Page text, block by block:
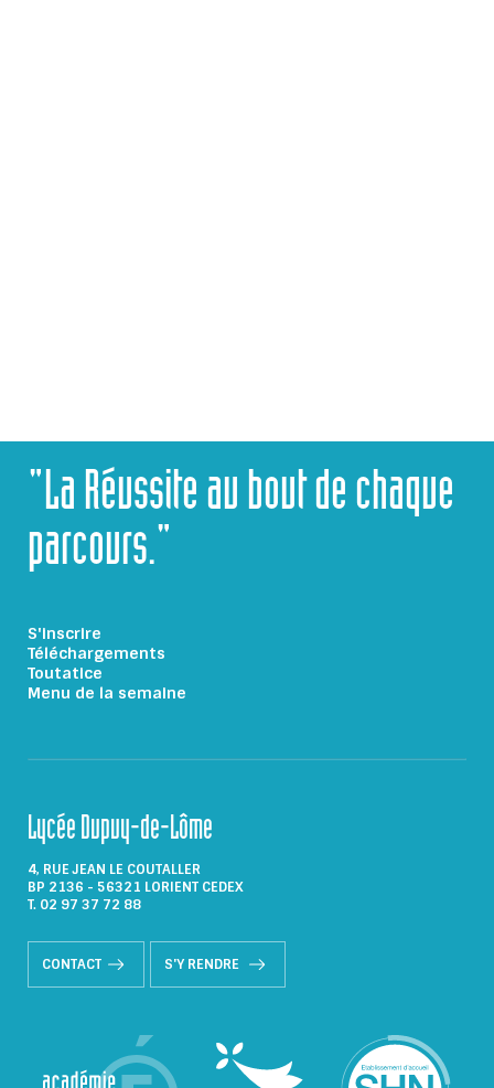
"La Réussite au bout de chaque
parcours."
S'inscrire
Téléchargements
Toutatice
Menu de la semaine
Lycée Dupuy-de-Lôme
4, RUE JEAN LE COUTALLER
BP 2136 - 56321 LORIENT CEDEX
T. 02 97 37 72 88
CONTACT S'Y RENDRE